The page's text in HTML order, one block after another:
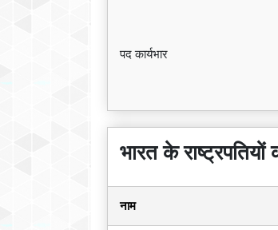
पद कार्यभार
भारत के
नाम